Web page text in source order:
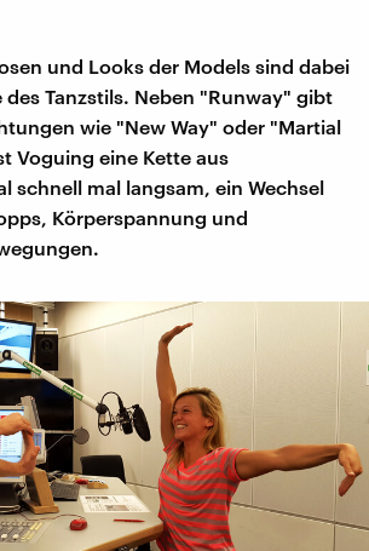
und Looks der Models sind dabei
des Tanzstils. Neben "Runway" gibt
wie "New Way" oder "Martial
Voguing eine Kette aus
schnell mal langsam, ein Wechsel
Körperspannung und